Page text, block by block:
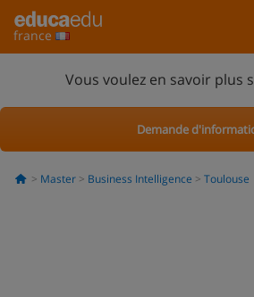
france
Vous voulez en savoir plus
Demande
Master Business Intelligence Toulouse